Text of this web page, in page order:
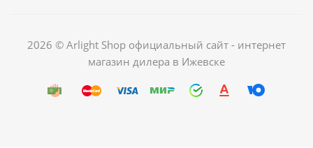
2026 © Arlight Shop официальный сайт - интернет
магазин дилера в Ижевске